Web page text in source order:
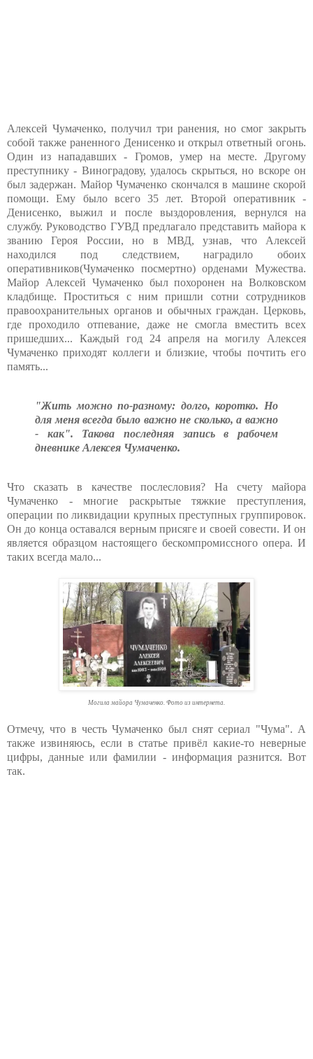
Алексей Чумаченко, получил три ранения, но смог закрыть
собой также раненного Денисенко и открыл ответный огонь.
Один из нападавших - Громов, умер на месте. Другому
преступнику - Виноградову, удалось скрыться, но вскоре он
был задержан. Майор Чумаченко скончался в машине скорой
помощи. Ему было всего 35 лет. Второй оперативник -
Денисенко, выжил и после выздоровления, вернулся на
службу. Руководство ГУВД предлагало представить майора к
званию Героя России, но в МВД, узнав, что Алексей
находился под следствием, наградило обоих
оперативников(Чумаченко посмертно) орденами Мужества.
Майор Алексей Чумаченко был похоронен на Волковском
кладбище. Проститься с ним пришли сотни сотрудников
правоохранительных органов и обычных граждан. Церковь,
где проходило отпевание, даже не смогла вместить всех
пришедших... Каждый год 24 апреля на могилу Алексея
Чумаченко приходят коллеги и близкие, чтобы почтить его
память...
"Жить можно по-разному: долго, коротко. Но
для меня всегда было важно не сколько, а важно
- как". Такова последняя запись в рабочем
дневнике Алексея Чумаченко.
Что сказать в качестве послесловия? На счету майора
Чумаченко - многие раскрытые тяжкие преступления,
операции по ликвидации крупных преступных группировок.
Он до конца оставался верным присяге и своей совести. И он
является образцом настоящего бескомпромиссного опера. И
таких всегда мало...
Могила майора Чумаченко. Фото из интернета.
Отмечу, что в честь Чумаченко был снят сериал "Чума". А
также извиняюсь, если в статье привёл какие-то неверные
цифры, данные или фамилии - информация разнится. Вот
так.